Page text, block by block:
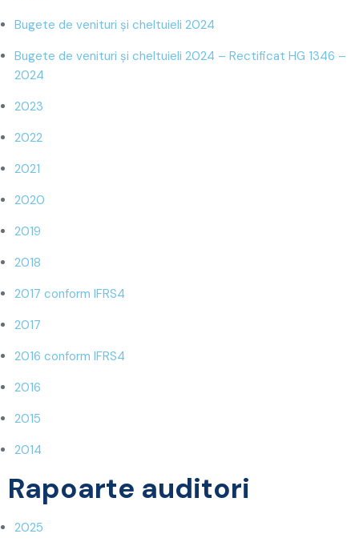
Bugete de venituri și cheltuieli 2024
Bugete de venituri și cheltuieli 2024 – Rectificat HG 1346 –
2024
2023
2022
2021
2020
2019
2018
2017 conform IFRS4
2017
2016 conform IFRS4
2016
2015
2014
Rapoarte auditori
2025